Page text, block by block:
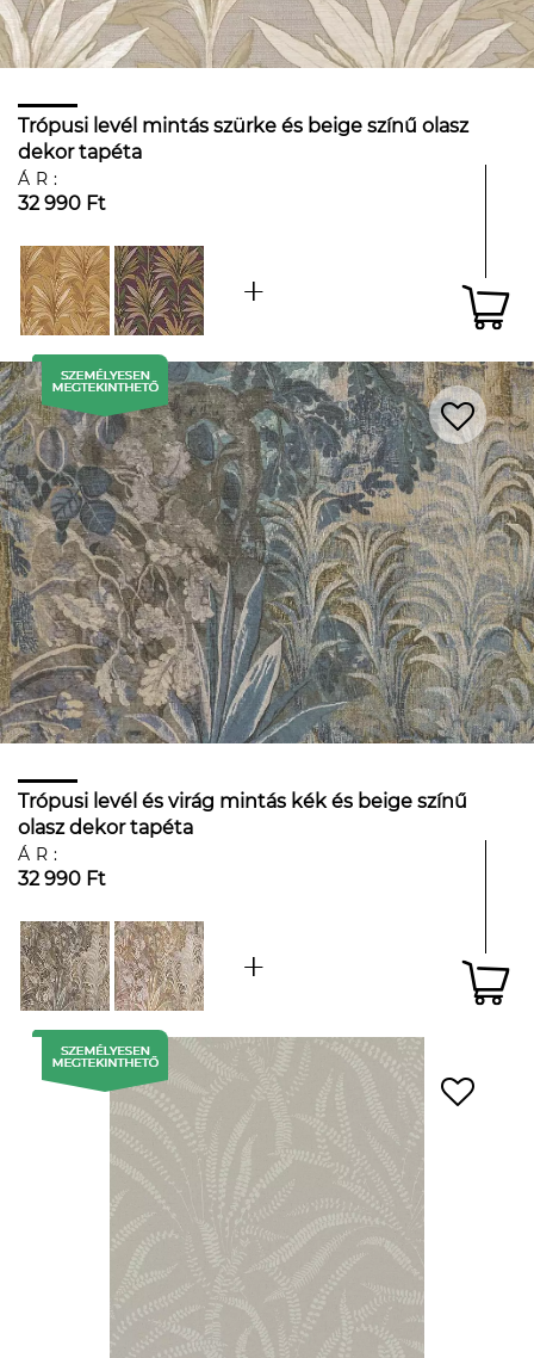
Trópusi levél mintás szürke és beige színű olasz
dekor tapéta
ÁR:
32 990 Ft
Trópusi levél és virág mintás kék és beige színű
olasz dekor tapéta
ÁR:
32 990 Ft